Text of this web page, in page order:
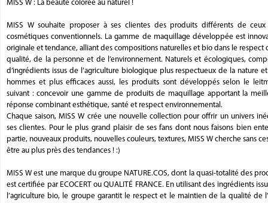
MISS W : La beauté colorée au naturel !
MISS W souhaite proposer à ses clientes des produits différents de ceux
cosmétiques conventionnels. La gamme de maquillage développée est
originale et tendance, alliant des compositions naturelles et bio dans le respect
qualité, de la personne et de l’environnement. Naturels et écologiques,
d’ingrédients issus de l’agriculture biologique plus respectueux de la nature
hommes et plus efficaces aussi, les produits sont développés selon le
suivant : concevoir une gamme de produits de maquillage apportant la
réponse combinant esthétique, santé et respect environnemental.
Chaque saison, MISS W crée une nouvelle collection pour offrir un univers
ses clientes. Pour le plus grand plaisir de ses fans dont nous faisons bien
partie, nouveaux produits, nouvelles couleurs, textures, MISS W cherche sans
être au plus près des tendances ! :)
MISS W est une marque du groupe NATURE.COS, dont la quasi-totalité des
est certifiée par ECOCERT ou QUALITÉ FRANCE. En utilisant des ingrédients
l’agriculture bio, le groupe garantit le respect et le maintien de la qualité de